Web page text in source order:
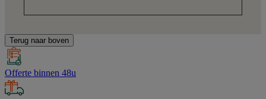
Terug naar boven
Offerte binnen 48u